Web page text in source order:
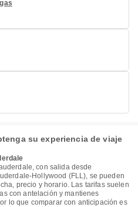
su experiencia de viaje
con salida desde
Hollywood (FLL), se pueden
precio y horario. Las tarifas suelen
con antelación y mantienes
lo que comparar con anticipación es